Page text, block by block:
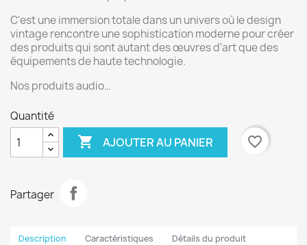
C'est une immersion totale dans un univers où le design
vintage rencontre une sophistication moderne pour créer
des produits qui sont autant des œuvres d'art que des
équipements de haute technologie.
Nos produits audio…
Quantité
 AJOUTER AU PANIER favorite_border
Partager
Description Caractéristiques Détails du produit